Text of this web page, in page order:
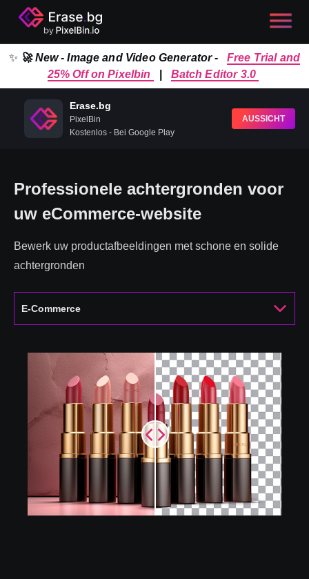
✨ 🚀 New - Image and Video Generator -
Free Trial and
25% Off on Pixelbin
Batch Editor 3.0
Erase.bg
PixelBin
Kostenlos - Bei Google Play
AUSSICHT
Professionele achtergronden voor
uw eCommerce-website
Bewerk uw productafbeeldingen met schone en solide
achtergronden
E-Commerce